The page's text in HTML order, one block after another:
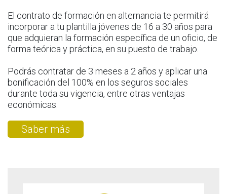
El contrato de formación en alternancia te permitirá
incorporar a tu plantilla jóvenes de 16 a 30 años para
que adquieran la formación específica de un oficio, de
forma teórica y práctica, en su puesto de trabajo.
Podrás contratar de 3 meses a 2 años y aplicar una
bonificación del 100% en los seguros sociales
durante toda su vigencia, entre otras ventajas
económicas.
Saber más